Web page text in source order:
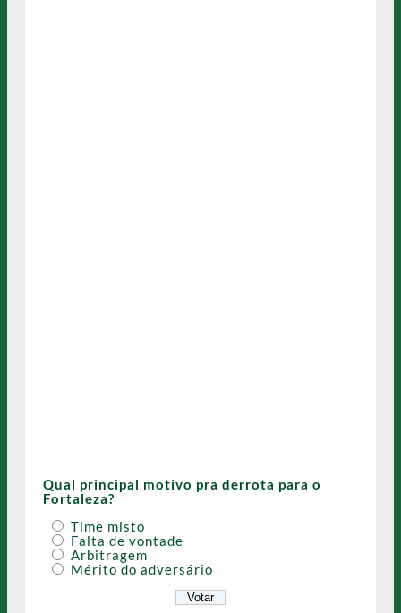
Qual principal motivo pra derrota para o
Fortaleza?
Time misto
Falta de vontade
Arbitragem
Mérito do adversário